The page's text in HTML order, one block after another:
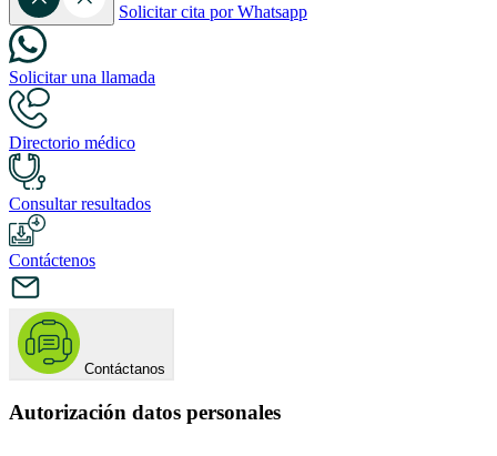
Solicitar cita por Whatsapp
Solicitar una llamada
Directorio médico
Consultar resultados
Contáctenos
Contáctanos
Autorización datos personales